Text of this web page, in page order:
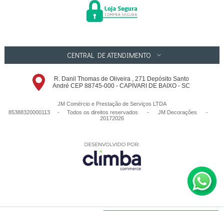
CENTRAL DE ATENDIMENTO
R. Danil Thomas de Oliveira , 271 Depósito Santo
André CEP 88745-000 - CAPIVARI DE BAIXO - SC
JM Comércio e Prestação de Serviços LTDA
85388320000113 - Todos os direitos reservados
- JM Decorações
-
20172026